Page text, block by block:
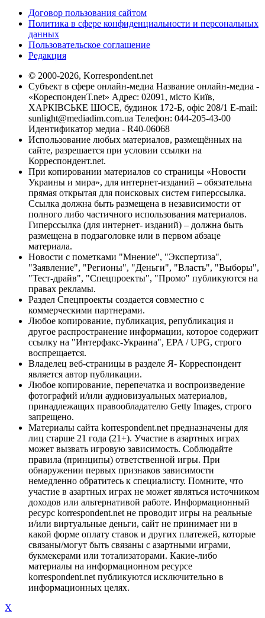
Договор пользования сайтом
Политика в сфере конфиденциальности и персональных
данных
Пользовательское соглашение
Редакция
© 2000-2026, Korrespondent.net
Субъект в сфере онлайн-медиа Название онлайн-медиа -
«КореспонденТ.net» Адрес: 02091, місто Київ,
ХАРКІВСЬКЕ ШОСЕ, будинок 172-Б, офіс 208/1 E-mail:
sunlight@mediadim.com.ua Телефон: 044-205-43-00
Идентификатор медиа - R40-06068
Использование любых материалов, размещённых на
сайте, разрешается при условии ссылки на
Корреспондент.net.
При копировании материалов со страницы «Новости
Украины и мира», для интернет-изданий – обязательна
прямая открытая для поисковых систем гиперссылка.
Ссылка должна быть размещена в независимости от
полного либо частичного использования материалов.
Гиперссылка (для интернет- изданий) – должна быть
размещена в подзаголовке или в первом абзаце
материала.
Новости с пометками "Мнение", "Экспертиза",
"Заявление", "Регионы", "Деньги", "Власть", "Выборы",
"Тест-драйв", "Спецпроекты", "Промо" публикуются на
правах рекламы.
Раздел Спецпроекты создается совместно с
коммерческими партнерами.
Любое копирование, публикация, републикация и
другое распространение информации, которое содержит
ссылку на "Интерфакс-Украина", EPA / UPG, строго
воспрещается.
Владелец веб-страницы в разделе Я- Корреспондент
является автор публикации.
Любое копирование, перепечатка и воспроизведение
фотографий и/или аудиовизуальных материалов,
принадлежащих правообладателю Getty Images, строго
запрещено.
Материалы сайта korrespondent.net предназначены для
лиц старше 21 года (21+). Участие в азартных играх
может вызвать игровую зависимость. Соблюдайте
правила (принципы) ответственной игры. При
обнаружении первых признаков зависимости
немедленно обратитесь к специалисту. Помните, что
участие в азартных играх не может являться источником
доходов или альтернативой работе. Информационный
ресурс korrespondent.net не проводит игры на реальные
и/или виртуальные деньги, сайт не принимает ни в
какой форме оплату ставок и других платежей, которые
связаны/могут быть связаны с азартными играми,
букмекерами или тотализаторами. Какие-либо
материалы на информационном ресурсе
korrespondent.net публикуются исключительно в
информационных целях.
X